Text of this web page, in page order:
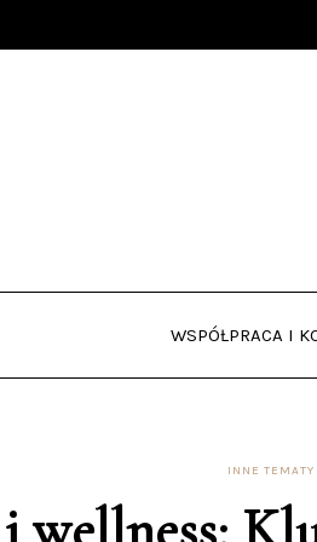
WSPÓŁPRACA I
INNE TEMATY